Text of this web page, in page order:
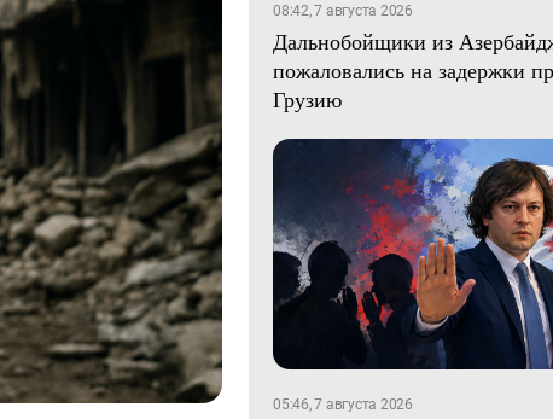
08:42, 7 августа 2026
Дальнобойщики из
пожаловались на задержки
Грузию
05:46, 7 августа 2026